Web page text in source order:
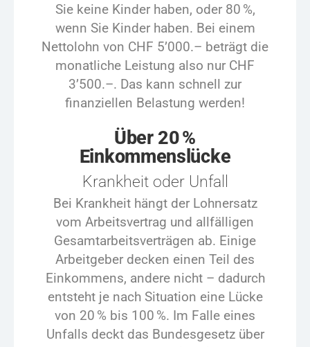
Sie keine Kinder haben, oder 80 %,
wenn Sie Kinder haben. Bei einem
Nettolohn von CHF 5’000.– beträgt die
monatliche Leistung also nur CHF
3’500.–. Das kann schnell zur
finanziellen Belastung werden!
Über 20 %
Einkommenslücke
Krankheit oder Unfall
Bei Krankheit hängt der Lohnersatz
vom Arbeitsvertrag und allfälligen
Gesamtarbeitsverträgen ab. Einige
Arbeitgeber decken einen Teil des
Einkommens, andere nicht – dadurch
entsteht je nach Situation eine Lücke
von 20 % bis 100 %. Im Falle eines
Unfalls deckt das Bundesgesetz über